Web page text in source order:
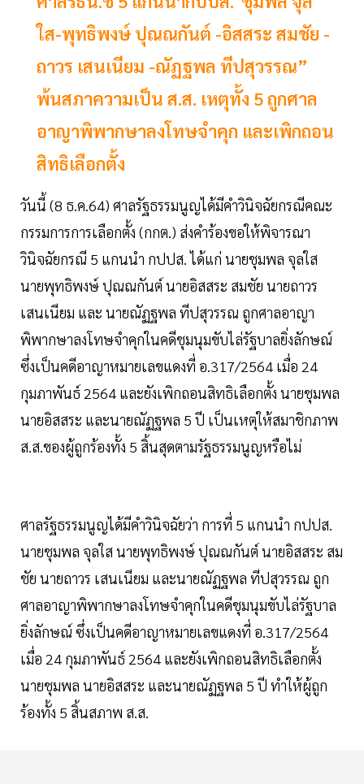
ใส-พุทธิพงษ์ ปุณณกันต์ -อิสสระ สมชัย -
ถาวร เสนเนียม -ณัฏฐพล ทีปสุวรรณ”
พ้นสภาความเป็น ส.ส. เหตุทั้ง 5 ถูกศาล
อาญาพิพากษาลงโทษจำคุก และเพิกถอน
สิทธิเลือกตั้ง
วันนี้ (8 ธ.ค.64) ศาลรัฐธรรมนูญได้มีคำวินิจฉัยกรณีคณะ
กรรมการการเลือกตั้ง (กกต.) ส่งคำร้องขอให้พิจารณา
วินิจฉัยกรณี 5 แกนนำ กปปส. ได้แก่ นายชุมพล จุลใส
นายพุทธิพงษ์ ปุณณกันต์ นายอิสสระ สมชัย นายถาวร
เสนเนียม และ นายณัฏฐพล ทีปสุวรรณ ถูกศาลอาญา
พิพากษาลงโทษจำคุกในคดีชุมนุมขับไล่รัฐบาลยิ่งลักษณ์
ซึ่งเป็นคดีอาญาหมายเลขแดงที่ อ.317/2564 เมื่อ 24
กุมภาพันธ์ 2564 และยังเพิกถอนสิทธิเลือกตั้ง นายชุมพล
นายอิสสระ และนายณัฏฐพล 5 ปี เป็นเหตุให้สมาชิกภาพ
ส.ส.ของผู้ถูกร้องทั้ง 5 สิ้นสุดตามรัฐธรรมนูญหรือไม่
ศาลรัฐธรรมนูญได้มีคำวินิจฉัยว่า การที่ 5 แกนนำ กปปส.
นายชุมพล จุลใส นายพุทธิพงษ์ ปุณณกันต์ นายอิสสระ สม
ชัย นายถาวร เสนเนียม และนายณัฏฐพล ทีปสุวรรณ ถูก
ศาลอาญาพิพากษาลงโทษจำคุกในคดีชุมนุมขับไล่รัฐบาล
ยิ่งลักษณ์ ซึ่งเป็นคดีอาญาหมายเลขแดงที่ อ.317/2564
เมื่อ 24 กุมภาพันธ์ 2564 และยังเพิกถอนสิทธิเลือกตั้ง
นายชุมพล นายอิสสระ และนายณัฏฐพล 5 ปี ทำให้ผู้ถูก
ร้องทั้ง 5 สิ้นสภาพ ส.ส.